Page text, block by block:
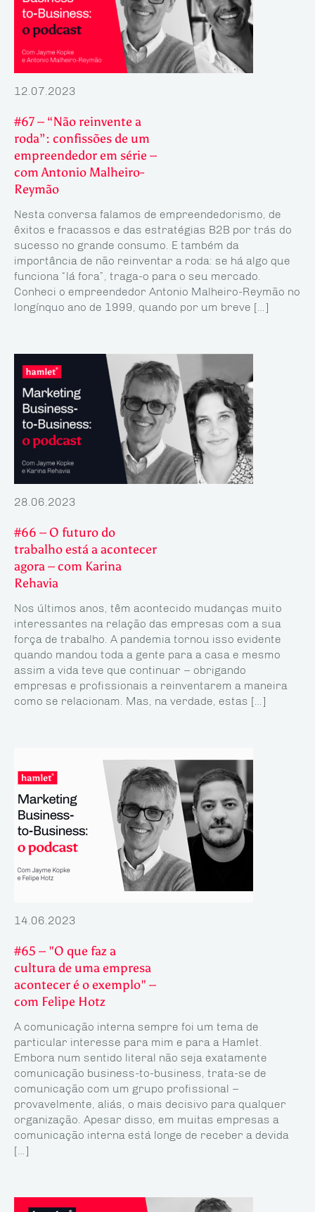
12.07.2023
#67 – “Não reinvente a
roda”: confissões de um
empreendedor em série –
com Antonio Malheiro-
Reymão
Nesta conversa falamos de empreendedorismo, de
êxitos e fracassos e das estratégias B2B por trás do
sucesso no grande consumo. E também da
importância de não reinventar a roda: se há algo que
funciona “lá fora”, traga-o para o seu mercado.
Conheci o empreendedor Antonio Malheiro-Reymão no
longínquo ano de 1999, quando por um breve […]
28.06.2023
#66 – O futuro do
trabalho está a acontecer
agora – com Karina
Rehavia
Nos últimos anos, têm acontecido mudanças muito
interessantes na relação das empresas com a sua
força de trabalho. A pandemia tornou isso evidente
quando mandou toda a gente para a casa e mesmo
assim a vida teve que continuar – obrigando
empresas e profissionais a reinventarem a maneira
como se relacionam. Mas, na verdade, estas […]
14.06.2023
#65 – "O que faz a
cultura de uma empresa
acontecer é o exemplo" –
com Felipe Hotz
A comunicação interna sempre foi um tema de
particular interesse para mim e para a Hamlet.
Embora num sentido literal não seja exatamente
comunicação business-to-business, trata-se de
comunicação com um grupo profissional –
provavelmente, aliás, o mais decisivo para qualquer
organização. Apesar disso, em muitas empresas a
comunicação interna está longe de receber a devida
[…]